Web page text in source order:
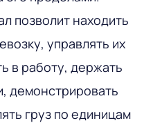
позволит находить
управлять их
в работу, держать
демонстрировать
груз по единицам